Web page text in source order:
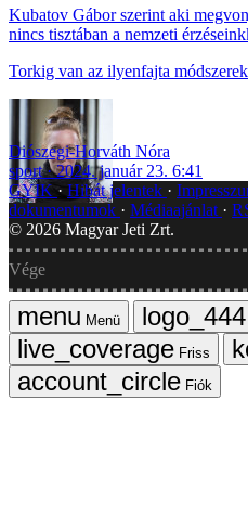
Kubatov Gábor szerint aki
nincs tisztában a nemzeti
Torkig van az ilyenfajta
Diószegi-Horváth Nóra
sport
2024. január 23. 6:41
GYIK Hibát jelentek
dokumentumok
Médiaajánlat
© 2026 Magyar Jeti Zrt.
Vége
Menü
Friss
Fiók